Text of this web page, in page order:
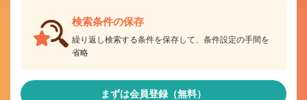
検索条件の保存
繰り返し検索する条件を保存して、条件設定の手間を
省略
まずは会員登録（無料）